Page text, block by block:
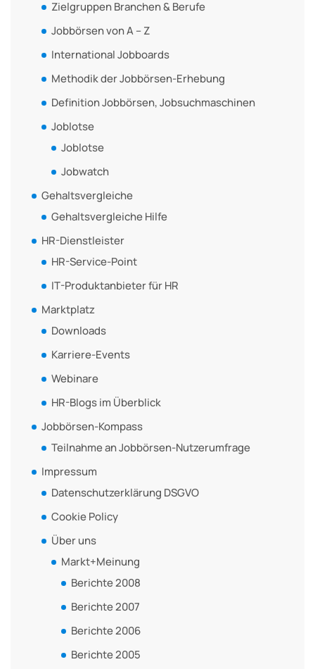
Zielgruppen Branchen & Berufe
Jobbörsen von A – Z
International Jobboards
Methodik der Jobbörsen-Erhebung
Definition Jobbörsen, Jobsuchmaschinen
Joblotse
Joblotse
Jobwatch
Gehaltsvergleiche
Gehaltsvergleiche Hilfe
HR-Dienstleister
HR-Service-Point
IT-Produktanbieter für HR
Marktplatz
Downloads
Karriere-Events
Webinare
HR-Blogs im Überblick
Jobbörsen-Kompass
Teilnahme an Jobbörsen-Nutzerumfrage
Impressum
Datenschutzerklärung DSGVO
Cookie Policy
Über uns
Markt+Meinung
Berichte 2008
Berichte 2007
Berichte 2006
Berichte 2005